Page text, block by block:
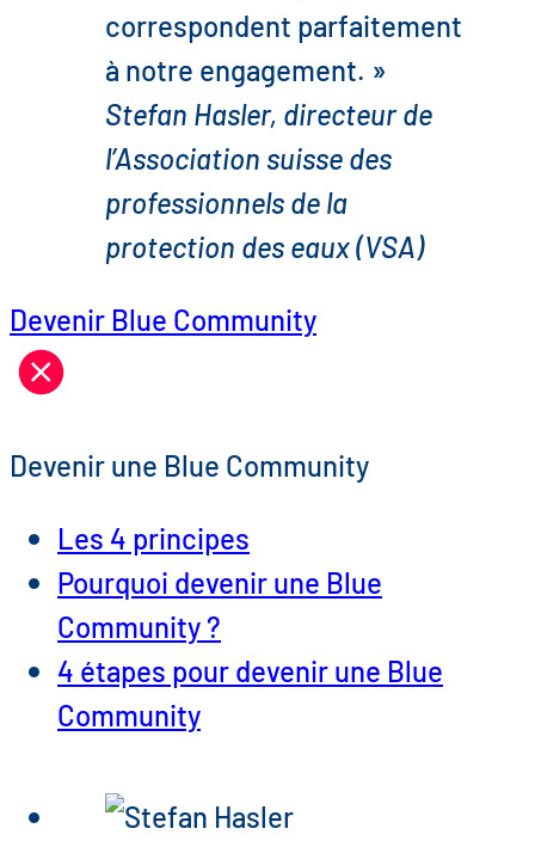
correspondent parfaitement
à notre engagement. »
Stefan Hasler, directeur de
l’Association suisse des
professionnels de la
protection des eaux (VSA)
Devenir Blue Community
Devenir une Blue Community
Les 4 principes
Pourquoi devenir une Blue
Community ?
4 étapes pour devenir une Blue
Community